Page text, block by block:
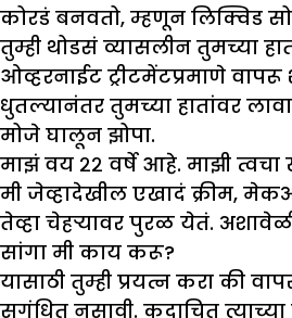
कोरडं बनवतो, म्हणून लिक्विड
तुम्ही थोडसं व्यासलीन तुमच्या
ओव्हरनाईट ट्रीटमेंटप्रमाणे
धुतल्यानंतर तुमच्या हातांवर
मोजे घालून झोपा.
माझंवय २२ वर्षे आहे. माझी
मी जेव्हादेखील एखादं क्रीम,
तेव्हा चेहऱ्यावर पुरळ येतं.
सांगा मी काय करू?
यासाठी तुम्ही प्रयत्न करा की
सुगंधित नसावी. कदाचित